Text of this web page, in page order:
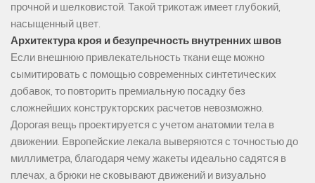
прочной и шелковистой. Такой трикотаж имеет глубокий,
насыщенный цвет.
Архитектура кроя и безупречность внутренних швов
Если внешнюю привлекательность ткани еще можно
сымитировать с помощью современных синтетических
добавок, то повторить премиальную посадку без
сложнейших конструкторских расчетов невозможно.
Дорогая вещь проектируется с учетом анатомии тела в
движении. Европейские лекала выверяются с точностью до
миллиметра, благодаря чему жакеты идеально садятся в
плечах, а брюки не сковывают движений и визуально